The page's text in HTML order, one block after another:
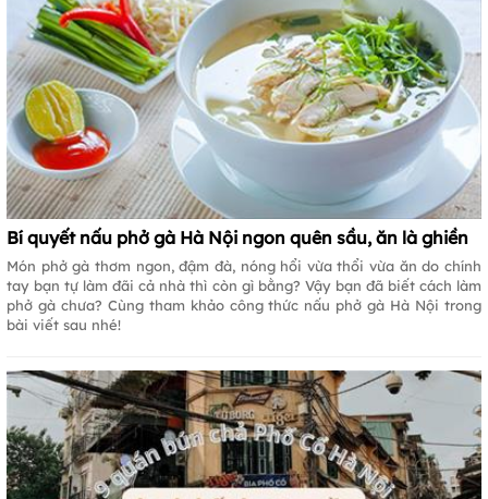
Bí quyết nấu phở gà Hà Nội ngon quên sầu, ăn là ghiền
Món phở gà thơm ngon, đậm đà, nóng hổi vừa thổi vừa ăn do chính
tay bạn tự làm đãi cả nhà thì còn gì bằng? Vậy bạn đã biết cách làm
phở gà chưa? Cùng tham khảo công thức nấu phở gà Hà Nội trong
bài viết sau nhé!